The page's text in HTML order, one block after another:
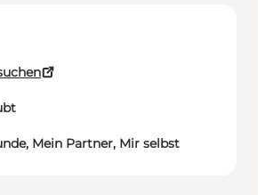
Mein Partner, Mir selbst